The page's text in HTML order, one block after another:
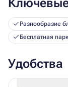
Разнообразие
Бесплатная
Удобства